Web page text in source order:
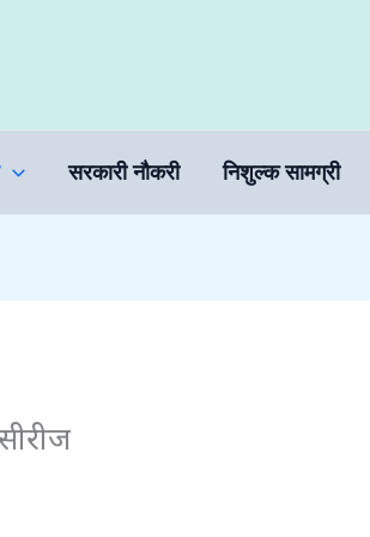
सरकारी नौकरी निशुल्क सामग्री